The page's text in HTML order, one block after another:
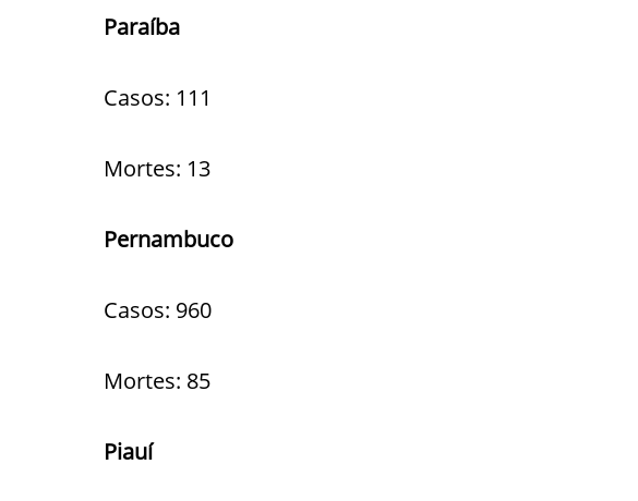
Paraíba
Casos: 111
Mortes: 13
Pernambuco
Casos: 960
Mortes: 85
Piauí